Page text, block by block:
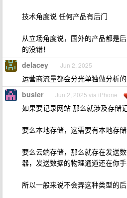
技术角度说 任何产品有后门
从立场角度说，国外的产品都是
的没错！
delacey Jun 2, 2025
运营商流量都会分光单独做分析
busier Jun 2, 2025 via iPhone
如果要记录网站 那么就涉及存储
要么本地存储，这需要有本地存储
要么云端存储，那么就存在发送
器，发送数据的物理通道还在你手
所以一般来说不会弄这种类型的